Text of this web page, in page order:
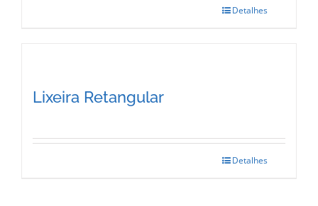
Detalhes
Lixeira Retangular
Detalhes